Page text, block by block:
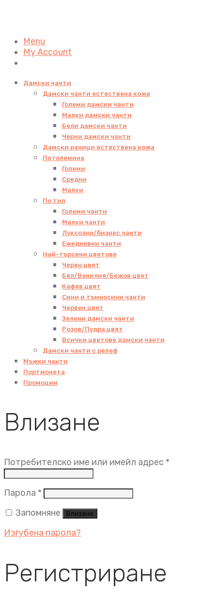
Menu
My Account
Дамски чанти
Дамски чанти естествена кожа
Големи дамски чанти
Малки дамски чанти
Бели дамски чанти
Черни дамски чанти
Дамски раници естествена кожа
По големина
Големи
Средни
Малки
По тип
Големи чанти
Малки чанти
Луксозни/бизнес чанти
Ежедневни чанти
Най-търсени цветове
Черен цвят
Бял/Ванилия/Бежов цвят
Кафяв цвят
Сини и тъмносини чанти
Червен цвят
Зелени дамски чанти
Розов/Пудра цвят
Всички цветове дамски чанти
Дамски чанти с релеф
Мъжки чанти
Портмонета
Промоции
Влизане
Потребителско име или имейл адрес *
Парола * Задължително
Запомняне
Влизане
Изгубена парола?
Регистриране